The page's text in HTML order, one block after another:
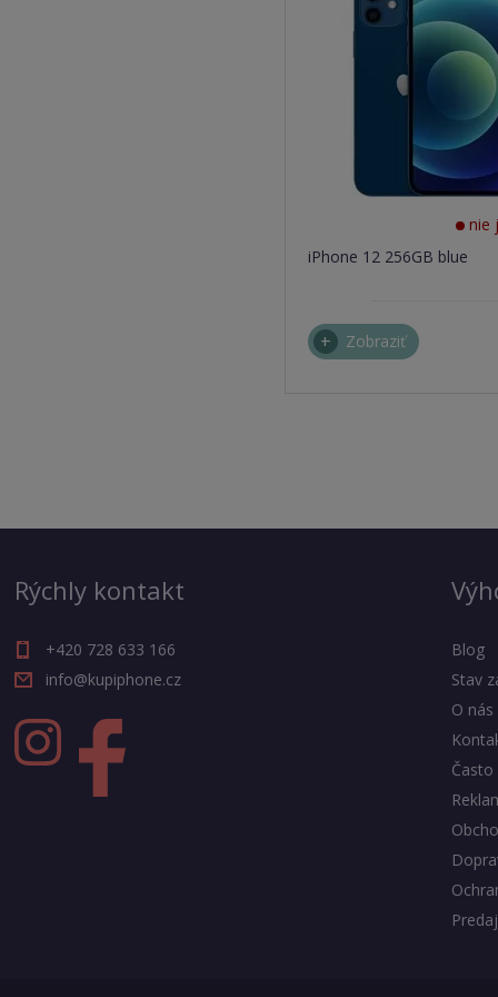
nie
iPhone 12 256GB blue
Zobraziť
Rýchly kontakt
+420 728 633 166
info@kupiphone.cz
Blog
Stav
O nás